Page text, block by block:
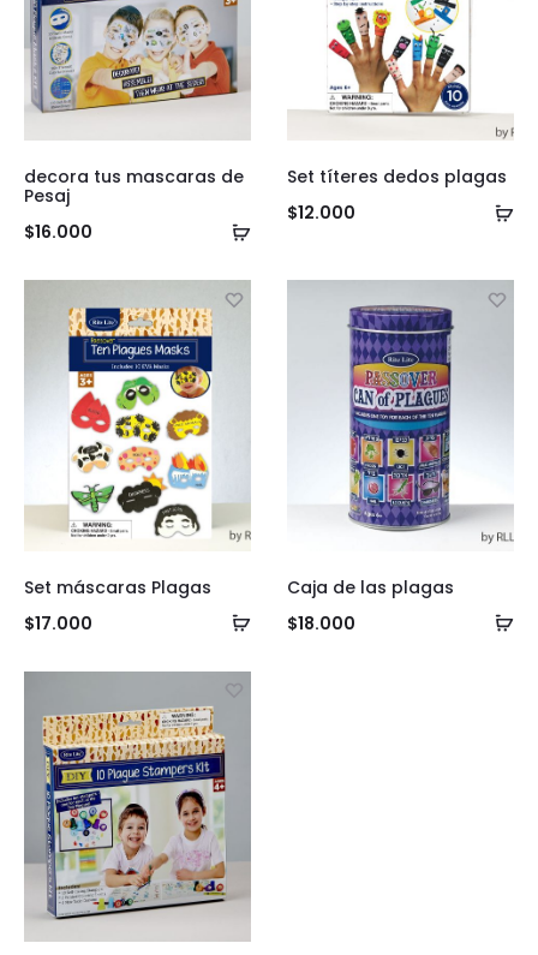
Añadir
decora tus mascaras de
Pesaj
$16.000
Set títeres dedos plagas
$12.000
Añadir
Set máscaras Plagas
$17.000
Caja de las plagas
$18.000